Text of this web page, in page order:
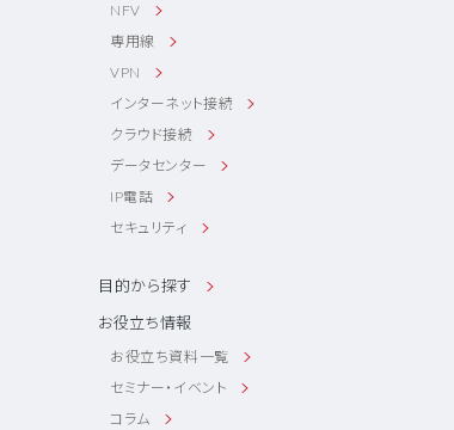
NFV
専用線
VPN
インターネット接続
クラウド接続
データセンター
IP電話
セキュリティ
目的から探す
お役立ち情報
お役立ち資料一覧
セミナー・イベント
コラム